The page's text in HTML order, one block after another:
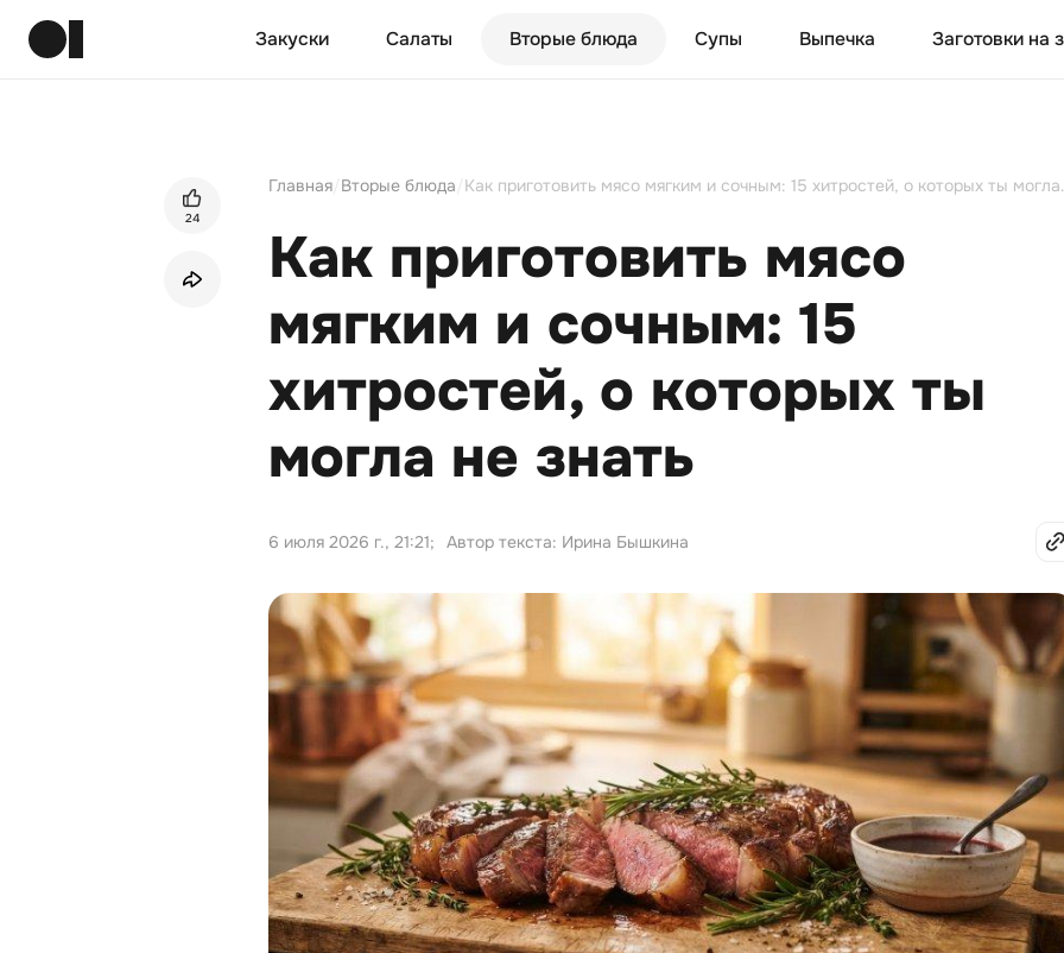
Закуски Салаты Вторые блюда Супы Выпечка Заготовки на
24
Главная Вторые блюда Как
Как приготовить мясо
мягким и сочным: 15
хитростей, о которых ты
могла не знать
6 июля 2026 г., 21:21; Автор текста: Ирина Бышкина